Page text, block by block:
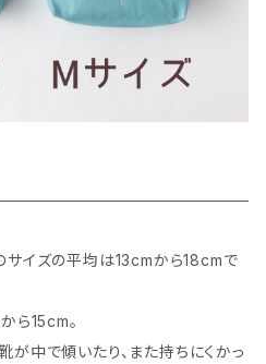
イズの平均は13cmから18cmで
ら15cm。
が中で傾いたり、また持ちにくかっ